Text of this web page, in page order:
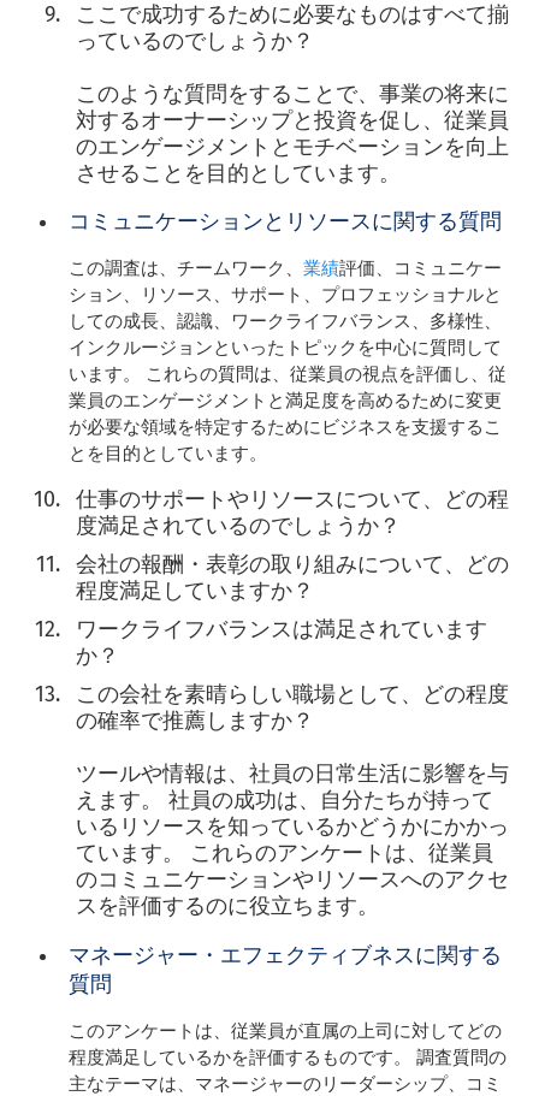
ここで成功するために必要なものはすべて揃
っているのでしょうか？
このような質問をすることで、事業の将来に
対するオーナーシップと投資を促し、従業員
のエンゲージメントとモチベーションを向上
させることを目的としています。
コミュニケーションとリソースに関する質問
この調査は、チームワーク、業績評価、コミュニケー
ション、リソース、サポート、プロフェッショナルと
しての成長、認識、ワークライフバランス、多様性、
インクルージョンといったトピックを中心に質問して
います。 これらの質問は、従業員の視点を評価し、従
業員のエンゲージメントと満足度を高めるために変更
が必要な領域を特定するためにビジネスを支援するこ
とを目的としています。
仕事のサポートやリソースについて、どの程
度満足されているのでしょうか？
会社の報酬・表彰の取り組みについて、どの
程度満足していますか？
ワークライフバランスは満足されています
か？
この会社を素晴らしい職場として、どの程度
の確率で推薦しますか？
ツールや情報は、社員の日常生活に影響を与
えます。 社員の成功は、自分たちが持って
いるリソースを知っているかどうかにかかっ
ています。 これらのアンケートは、従業員
のコミュニケーションやリソースへのアクセ
スを評価するのに役立ちます。
マネージャー・エフェクティブネスに関する
質問
このアンケートは、従業員が直属の上司に対してどの
程度満足しているかを評価するものです。 調査質問の
主なテーマは、マネージャーのリーダーシップ、コミ